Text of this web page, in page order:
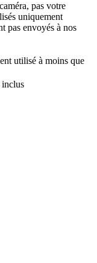
pas votre
uniquement
pas envoyés à nos
utilisé à moins que